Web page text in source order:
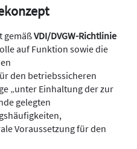
gemäßVDI/DVGW-Richtlinie
auf Funktion sowie die
den betriebssicheren
„unter Einhaltung der zur
gelegten
Voraussetzung für den